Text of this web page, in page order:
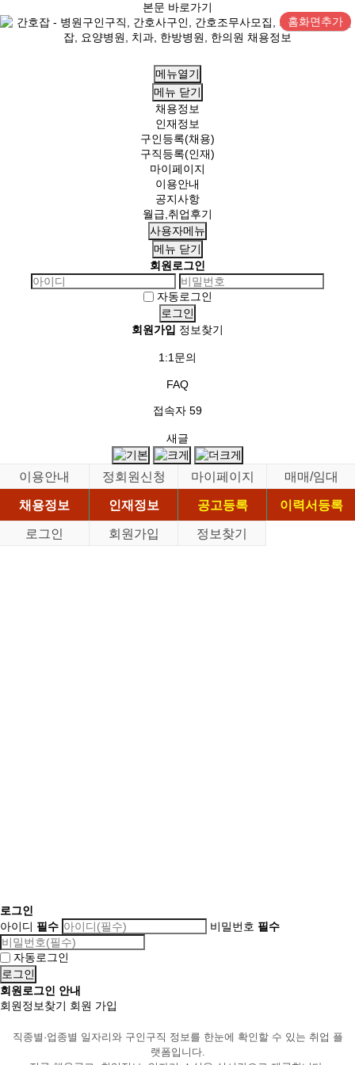
본문 바로가기
홈화면추가
메뉴열기
메뉴 닫기
채용정보
인재정보
구인등록(채용)
구직등록(인재)
마이페이지
이용안내
공지사항
월급,취업후기
사용자메뉴
메뉴 닫기
회원로그인
자동로그인
회원가입 정보찾기
1:1문의
FAQ
접속자 59
새글
이용안내 정회원신청 마이페이지
매매/임대
채용정보
인재정보 공고등록
이력서등록
로그인
회원가입 정보찾기
로그인
아이디 필수 비밀번호 필수
자동로그인
회원로그인 안내
회원정보찾기 회원 가입
직종별·업종별 일자리와 구인구직 정보를 한눈에 확인할 수 있는 취업 플
랫폼입니다.